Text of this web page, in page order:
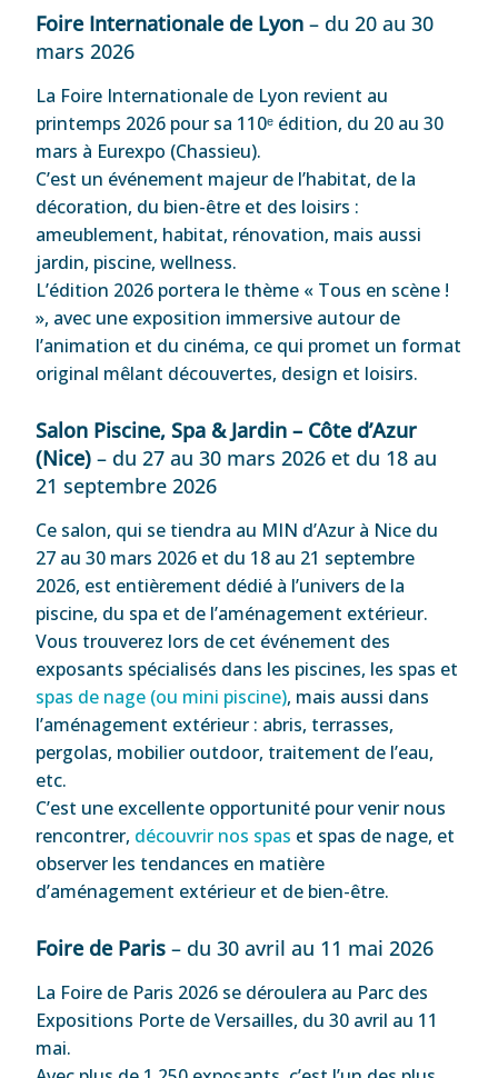
Foire Internationale de Lyon – du 20 au 30
mars 2026
La Foire Internationale de Lyon revient au
printemps 2026 pour sa 110ᵉ édition, du 20 au 30
mars à Eurexpo (Chassieu).
C’est un événement majeur de l’habitat, de la
décoration, du bien-être et des loisirs :
ameublement, habitat, rénovation, mais aussi
jardin, piscine, wellness.
L’édition 2026 portera le thème « Tous en scène !
», avec une exposition immersive autour de
l’animation et du cinéma, ce qui promet un format
original mêlant découvertes, design et loisirs.
Salon Piscine, Spa & Jardin – Côte d’Azur
(Nice) – du 27 au 30 mars 2026 et du 18 au
21 septembre 2026
Ce salon, qui se tiendra au MIN d’Azur à Nice du
27 au 30 mars 2026 et du 18 au 21 septembre
2026, est entièrement dédié à l’univers de la
piscine, du spa et de l’aménagement extérieur.
Vous trouverez lors de cet événement des
exposants spécialisés dans les piscines, les spas et
spas de nage (ou mini piscine), mais aussi dans
l’aménagement extérieur : abris, terrasses,
pergolas, mobilier outdoor, traitement de l’eau,
etc.
C’est une excellente opportunité pour venir nous
rencontrer, découvrir nos spas et spas de nage, et
observer les tendances en matière
d’aménagement extérieur et de bien-être.
Foire de Paris – du 30 avril au 11 mai 2026
La Foire de Paris 2026 se déroulera au Parc des
Expositions Porte de Versailles, du 30 avril au 11
mai.